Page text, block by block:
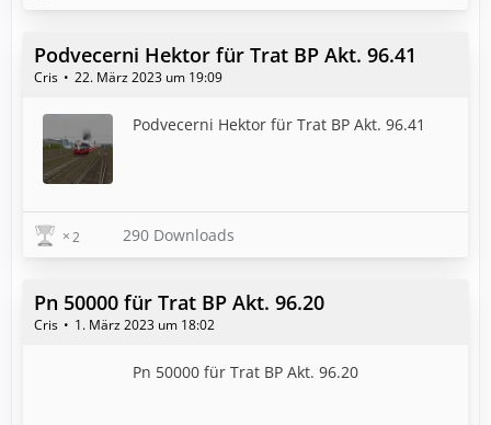
Podvecerni Hektor für Trat BP Akt. 96.41
Cris 22. März 2023 um 19:09
Podvecerni Hektor für Trat BP Akt. 96.41
2 290 Downloads
Pn 50000 für Trat BP Akt. 96.20
Cris 1. März 2023 um 18:02
Pn 50000 für Trat BP Akt. 96.20